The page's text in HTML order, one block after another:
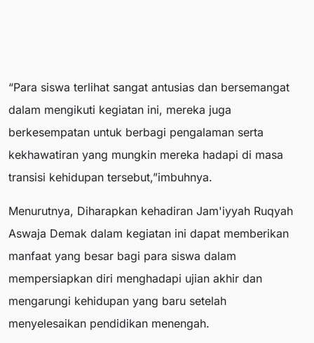
“Para siswa terlihat sangat antusias dan bersemangat
dalam mengikuti kegiatan ini, mereka juga
berkesempatan untuk berbagi pengalaman serta
kekhawatiran yang mungkin mereka hadapi di masa
transisi kehidupan tersebut,”imbuhnya.
Menurutnya, Diharapkan kehadiran Jam'iyyah Ruqyah
Aswaja Demak dalam kegiatan ini dapat memberikan
manfaat yang besar bagi para siswa dalam
mempersiapkan diri menghadapi ujian akhir dan
mengarungi kehidupan yang baru setelah
menyelesaikan pendidikan menengah.